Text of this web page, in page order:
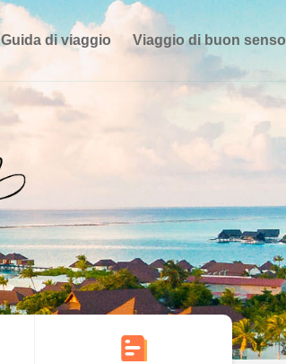
Guida di viaggio Viaggio di buon senso